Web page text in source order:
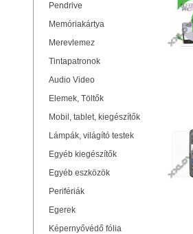
Pendrive
Memóriakártya
Merevlemez
Tintapatronok
Audio Video
Elemek, Töltők
Mobil, tablet, kiegészítők
Lámpák, világító testek
Egyéb kiegészítők
Egyéb eszközök
Perifériák
Egerek
Képernyővédő fólia